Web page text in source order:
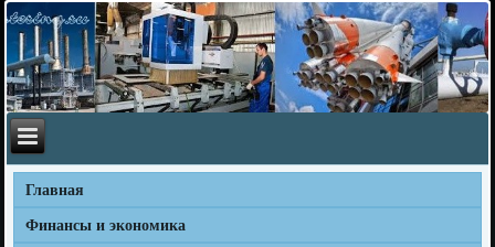
Главная
Финансы и экономика